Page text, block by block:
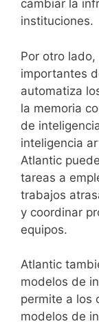
cambiar la
instituciones.
Por otro
importantes
automatiza
la memoria
de
inteligencia
Atlantic
tareas a
trabajos
y coordinar
equipos.
Atlantic
modelos de
permite a los
modelos de